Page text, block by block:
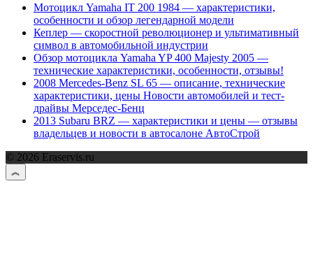
Мотоцикл Yamaha IT 200 1984 — характеристики,
особенности и обзор легендарной модели
Кеплер — скоростной революционер и ультимативный
символ в автомобильной индустрии
Обзор мотоцикла Yamaha YP 400 Majesty 2005 —
технические характеристики, особенности, отзывы!
2008 Mercedes-Benz SL 65 — описание, технические
характеристики, цены Новости автомобилей и тест-
драйвы Мерседес-Бенц
2013 Subaru BRZ — характеристики и цены — отзывы
владельцев и новости в автосалоне АвтоСтрой
© 2026 Eraservis.ru